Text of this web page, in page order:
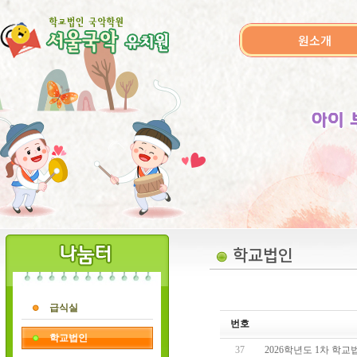
원소개
급식실
학교법인
학교법인
번호
37 2026학년도 1차 학교